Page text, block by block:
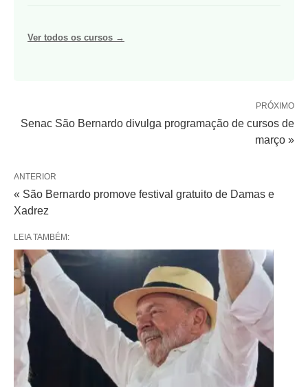
Ver todos os cursos →
PRÓXIMO
Senac São Bernardo divulga programação de cursos de
março »
ANTERIOR
« São Bernardo promove festival gratuito de Damas e
Xadrez
LEIA TAMBÉM: